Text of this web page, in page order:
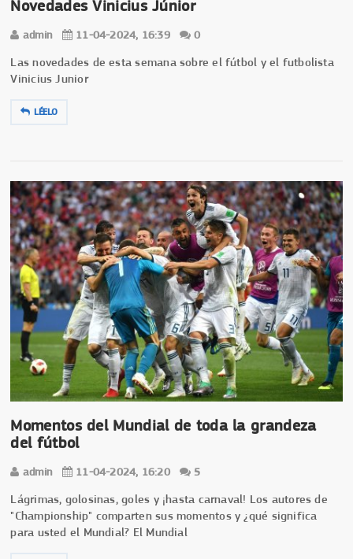
Novedades Vinicius Júnior
admin 11-04-2024, 16:39 0
Las novedades de esta semana sobre el fútbol y el futbolista
Vinicius Junior
LÉELO
Momentos del Mundial de toda la grandeza
del fútbol
admin 11-04-2024, 16:20 5
Lágrimas, golosinas, goles y ¡hasta carnaval! Los autores de
"Championship" comparten sus momentos y ¿qué significa
para usted el Mundial? El Mundial